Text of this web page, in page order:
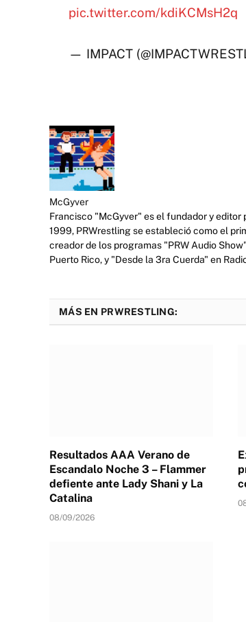
pic.twitter.com/kdiKCMsH2q
— IMPACT
McGyver
Francisco "McGyver" es el fundador y
1999, PRWrestling se estableció como el
creador de los programas "PRW Audio
Puerto Rico, y "Desde la 3ra Cuerda" en
MÁS EN PRWRESTLING:
Resultados AAA Verano de
Escandalo Noche 3 – Flammer
defiente ante Lady Shani y La
Catalina
08/09/2026